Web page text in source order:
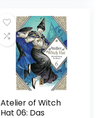
Atelier of Witch
Hat 06: Das